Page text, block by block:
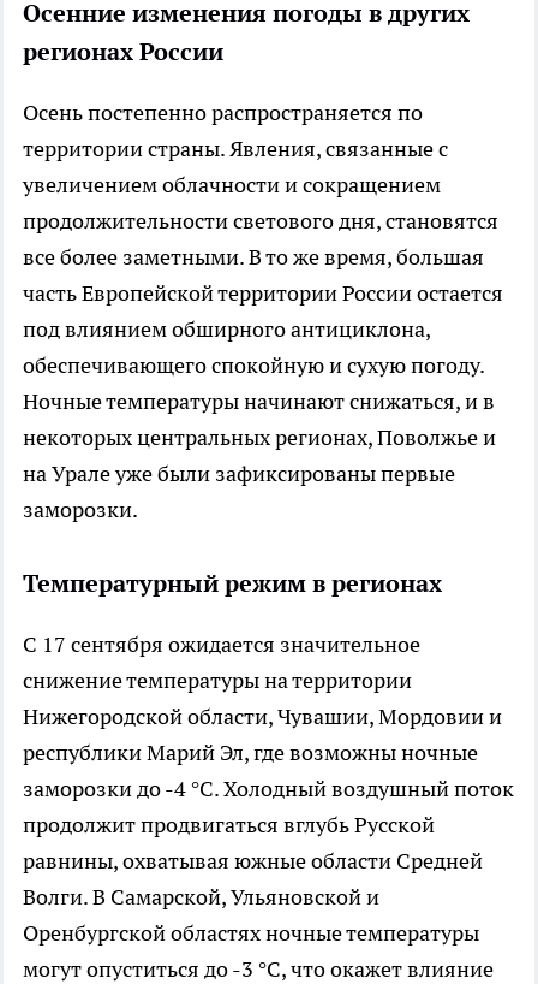
Осенние изменения погоды в других
регионах России
Осень постепенно распространяется по
территории страны. Явления, связанные с
увеличением облачности и сокращением
продолжительности светового дня, становятся
все более заметными. В то же время, большая
часть Европейской территории России остается
под влиянием обширного антициклона,
обеспечивающего спокойную и сухую погоду.
Ночные температуры начинают снижаться, и в
некоторых центральных регионах, Поволжье и
на Урале уже были зафиксированы первые
заморозки.
Температурный режим в регионах
С 17 сентября ожидается значительное
снижение температуры на территории
Нижегородской области, Чувашии, Мордовии и
республики Марий Эл, где возможны ночные
заморозки до -4 °C. Холодный воздушный поток
продолжит продвигаться вглубь Русской
равнины, охватывая южные области Средней
Волги. В Самарской, Ульяновской и
Оренбургской областях ночные температуры
могут опуститься до -3 °C, что окажет влияние